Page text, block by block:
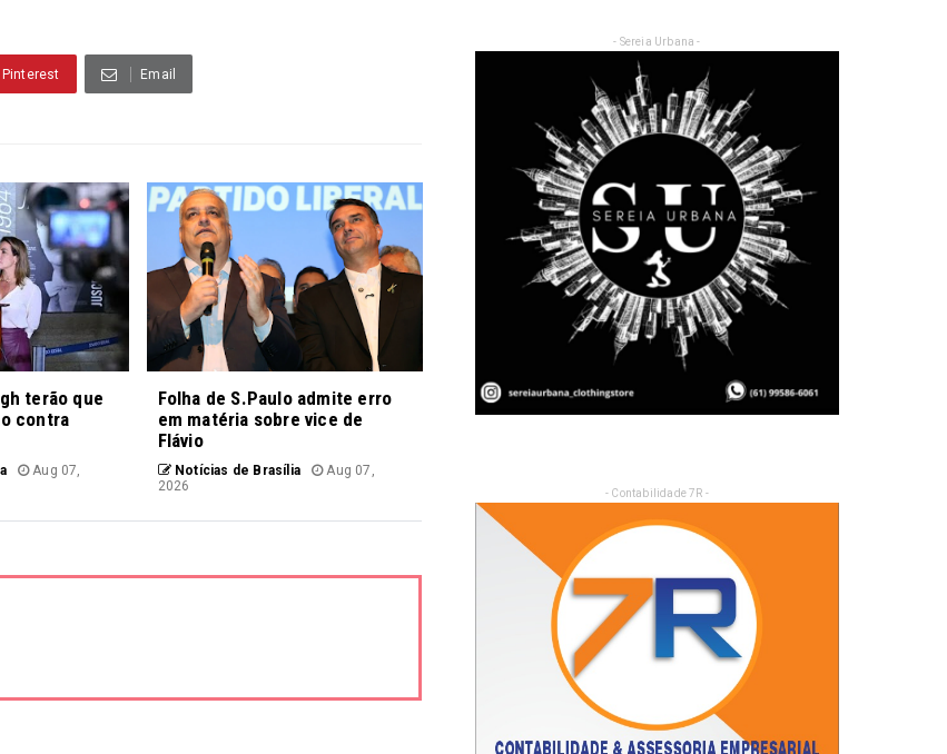
Pinterest Email
terão que
contra
Aug 07,
Folha de S.Paulo admite erro
em matéria sobre vice de
Flávio
Notícias de Brasília
Aug 07,
2026
- Sereia Urbana -
- Contabilidade 7R -